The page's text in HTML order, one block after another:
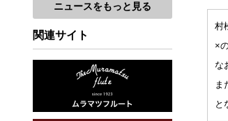
村
×
な
ま
と
ニュースをもっと見る
関連サイト